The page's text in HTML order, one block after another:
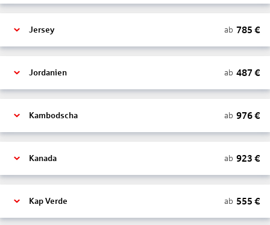
Jersey ab 785 €
Jordanien ab 487 €
Kambodscha ab 976€
Kanada ab 923 €
Kap Verde ab 555 €